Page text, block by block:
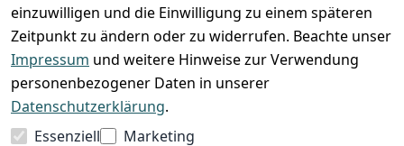
einzuwilligen und die Einwilligung zu einem späteren
Zeitpunkt zu ändern oder zu widerrufen. Beachte unser
Impressum und weitere Hinweise zur Verwendung
personenbezogener Daten in unserer
Datenschutzerklärung.
Essenziell
Marketing
VORKASSE RECHNUNG